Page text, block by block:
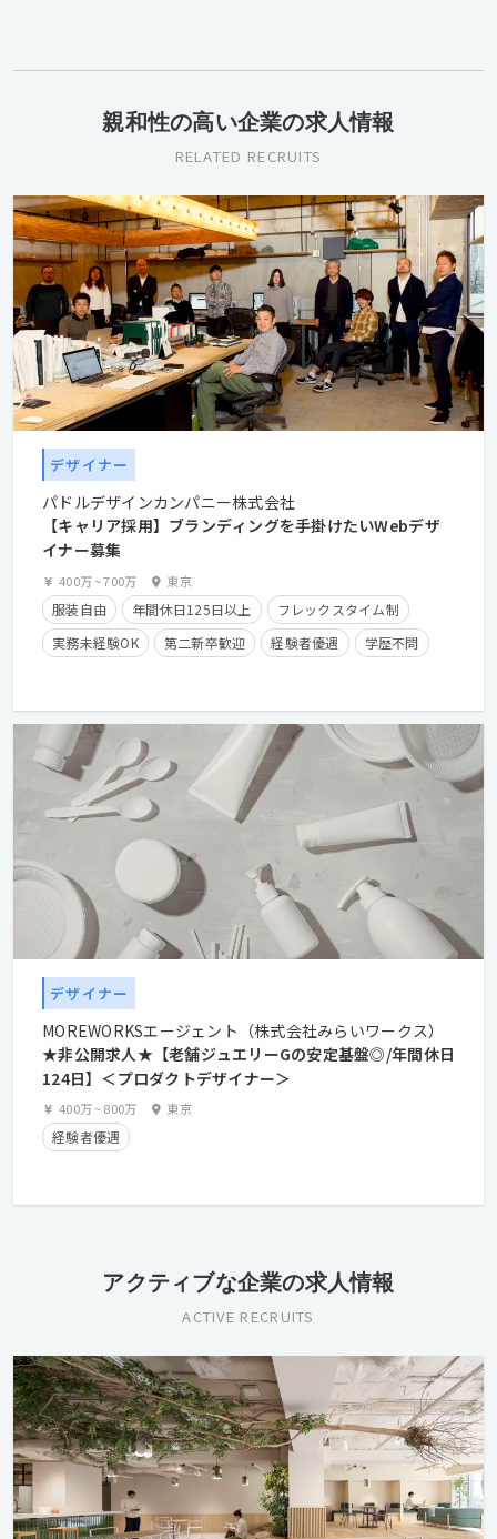
親和性の高い企業の求人情報
RELATED RECRUITS
デザイナー
パドルデザインカンパニー株式会社
【キャリア採用】ブランディングを手掛けたいWebデザ
イナー募集
400万~700万 東京
服装自由 年間休日125日以上
フレックスタイム制
実務未経験OK
第二新卒歓迎 経験者優遇
学歴不問
長期休暇有り
産休・育休実績有り
クライアントとの直接取引多数
経験浅めOK
デザイナー
MOREWORKSエージェント（株式会社みらいワークス）
★非公開求人★【老舗ジュエリーGの安定基盤◎/年間休日
124日】＜プロダクトデザイナー＞
400万~800万 東京
経験者優遇
アクティブな企業の求人情報
ACTIVE RECRUITS